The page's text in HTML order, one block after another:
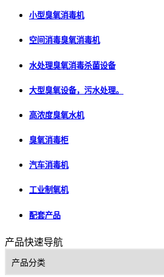
小型臭氧消毒机
空间消毒臭氧消毒机
水处理臭氧消毒杀菌设备
大型臭氧设备，污水处理。
高浓度臭氧水机
臭氧消毒柜
汽车消毒机
工业制氧机
配套产品
产品快速导航